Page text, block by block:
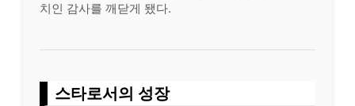
치인 감사를 깨닫게 됐다.
스타로서의 성장